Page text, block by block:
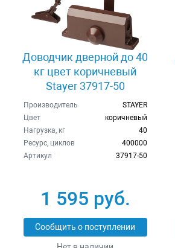
Доводчик дверной до 40
кг цвет коричневый
Stayer 37917-50
Производитель
STAYER
Цвет
коричневый
Нагрузка, кг
40
Ресурс, циклов
400000
Артикул
37917-50
1 595 руб.
Сообщить о поступлении